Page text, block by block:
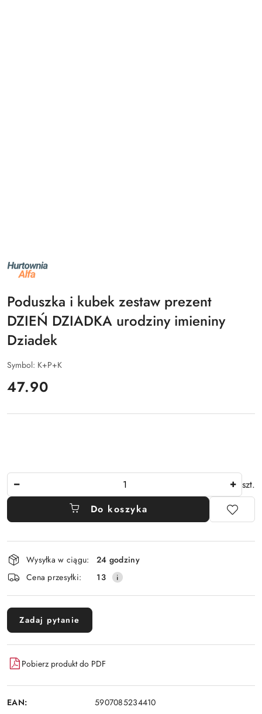
NAZWA
PRODUCENTA:
ALFA
Poduszka i kubek zestaw prezent
DZIEŃ DZIADKA urodziny imieniny
Dziadek
Symbol: K+P+K
cena:
47.90
szt.
Do koszyka
Dostępność
i
dostawa
Wysyłka w ciągu:
24 godziny
Cena przesyłki:
13
Zadaj pytanie
Pobierz produkt do PDF
EAN: 5907085234410